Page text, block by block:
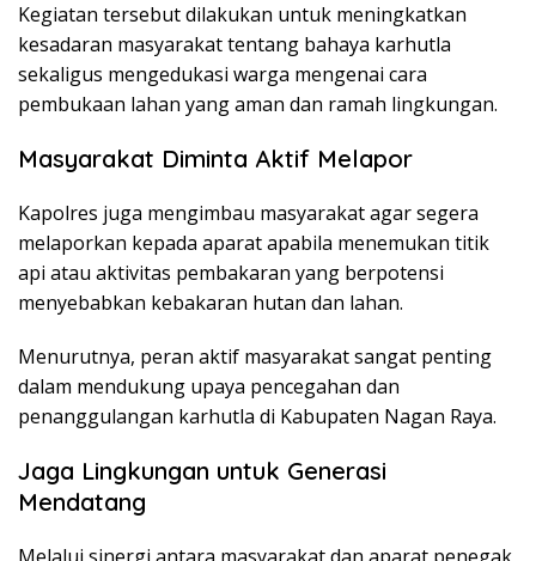
Kegiatan tersebut dilakukan untuk meningkatkan
kesadaran masyarakat tentang bahaya karhutla
sekaligus mengedukasi warga mengenai cara
pembukaan lahan yang aman dan ramah lingkungan.
Masyarakat Diminta Aktif Melapor
Kapolres juga mengimbau masyarakat agar segera
melaporkan kepada aparat apabila menemukan titik
api atau aktivitas pembakaran yang berpotensi
menyebabkan kebakaran hutan dan lahan.
Menurutnya, peran aktif masyarakat sangat penting
dalam mendukung upaya pencegahan dan
penanggulangan karhutla di Kabupaten Nagan Raya.
Jaga Lingkungan untuk Generasi
Mendatang